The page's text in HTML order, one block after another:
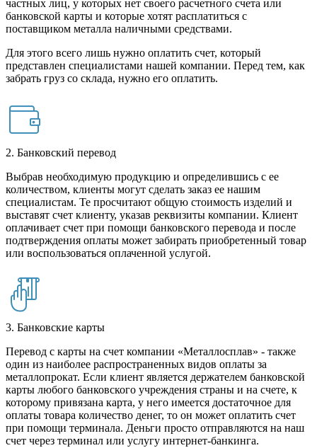
частных лиц, у которых нет своего расчетного счета или
банковской карты и которые хотят расплатиться с
поставщиком металла наличными средствами.
Для этого всего лишь нужно оплатить счет, который
представлен специалистами нашей компании. Перед тем, как
забрать груз со склада, нужно его оплатить.
2. Банковский перевод
Выбрав необходимую продукцию и определившись с ее
количеством, клиенты могут сделать заказ ее нашим
специалистам. Те просчитают общую стоимость изделий и
выставят счет клиенту, указав реквизиты компании. Клиент
оплачивает счет при помощи банковского перевода и после
подтверждения оплаты может забирать приобретенный товар
или воспользоваться оплаченной услугой.
3. Банковские карты
Перевод с карты на счет компании «Металлосплав» - также
один из наиболее распространенных видов оплаты за
металлопрокат. Если клиент является держателем банковской
карты любого банковского учреждения страны и на счете, к
которому привязана карта, у него имеется достаточное для
оплаты товара количество денег, то он может оплатить счет
при помощи терминала. Деньги просто отправляются на наш
счет через терминал или услугу интернет-банкинга.